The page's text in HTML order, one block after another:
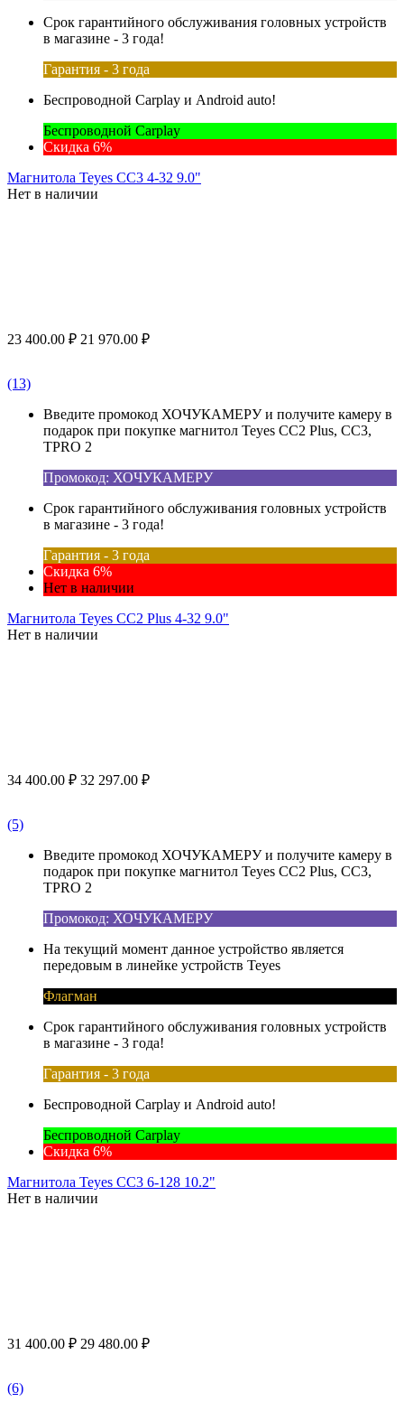
Срок гарантийного обслуживания головных устройств
в магазине - 3 года!
Гарантия - 3 года
Беспроводной Carplay и Android auto!
Беспроводной Carplay
Скидка 6%
Магнитола Teyes CC3 4-32 9.0"
Нет в наличии
23 400.00 ₽ 21 970.00 ₽
(13)
Введите промокод ХОЧУКАМЕРУ и получите камеру в
подарок при покупке магнитол Teyes CC2 Plus, CC3,
TPRO 2
Промокод: ХОЧУКАМЕРУ
Срок гарантийного обслуживания головных устройств
в магазине - 3 года!
Гарантия - 3 года
Скидка 6%
Нет в наличии
Магнитола Teyes CC2 Plus 4-32 9.0"
Нет в наличии
34 400.00 ₽ 32 297.00 ₽
(5)
Введите промокод ХОЧУКАМЕРУ и получите камеру в
подарок при покупке магнитол Teyes CC2 Plus, CC3,
TPRO 2
Промокод: ХОЧУКАМЕРУ
На текущий момент данное устройство является
передовым в линейке устройств Teyes
Флагман
Срок гарантийного обслуживания головных устройств
в магазине - 3 года!
Гарантия - 3 года
Беспроводной Carplay и Android auto!
Беспроводной Carplay
Скидка 6%
Магнитола Teyes CC3 6-128 10.2"
Нет в наличии
31 400.00 ₽ 29 480.00 ₽
(6)